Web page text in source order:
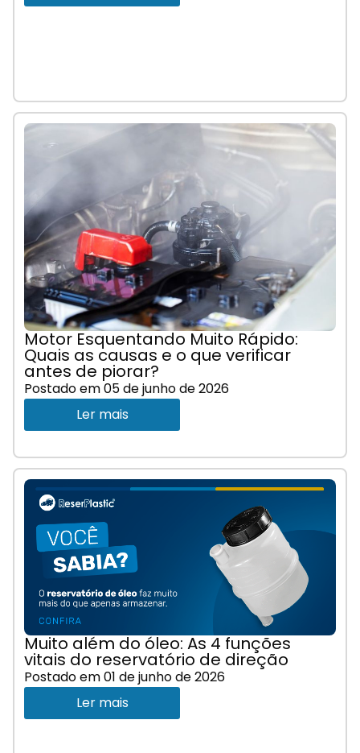
Motor Esquentando Muito Rápido:
Quais as causas e o que verificar
antes de piorar?
Postado em05 de junho de 2026
Ler mais
Muito além do óleo: As 4 funções
vitais do reservatório de direção
Postado em01 de junho de 2026
Ler mais